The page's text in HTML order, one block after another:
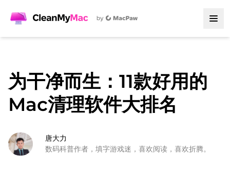
为干净而生：11款好用的
Mac清理软件大排名
唐大力
数码科普作者，填字游戏迷，喜欢阅读，喜欢折腾。